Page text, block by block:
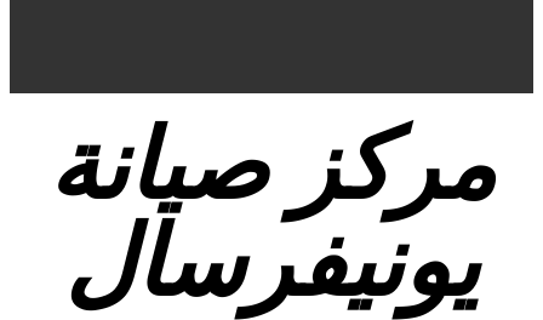
مركز صيانة
يونيفرسال